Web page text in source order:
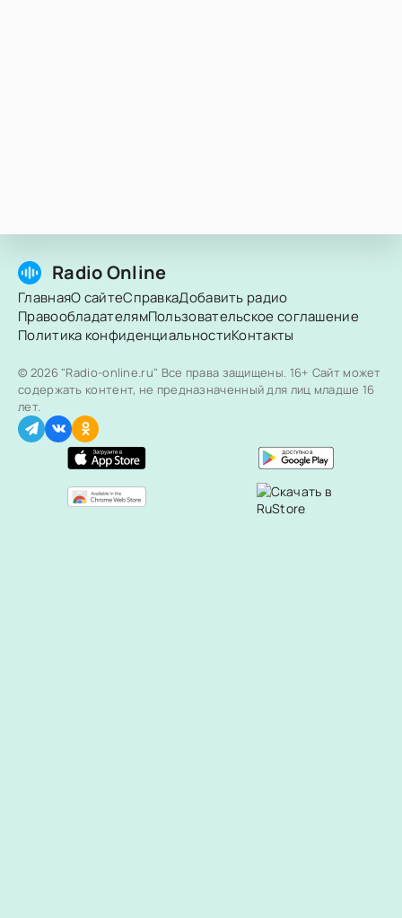
Radio Online
ГлавнаяО сайтеСправкаДобавить радио
ПравообладателямПользовательское соглашение
Политика конфиденциальностиКонтакты
© 2026 "Radio-online.ru" Все права защищены. 16+ Сайт может
содержать контент, не предназначенный для лиц младше 16
лет.